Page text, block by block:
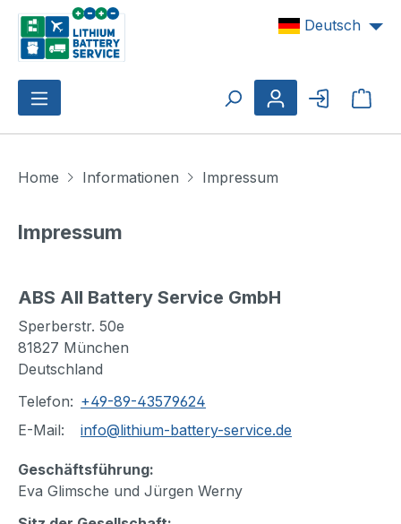
Zum Hauptinhalt springen Deutsch
Home Informationen Impressum
Impressum
ABS All Battery Service GmbH
Sperberstr. 50e
81827 München
Deutschland
Telefon: +49-89-43579624
E-Mail:
info@lithium-battery-service.de
Geschäftsführung:
Eva Glimsche und Jürgen Werny